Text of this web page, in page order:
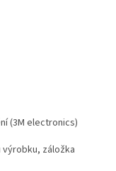
(3M electronics)
výrobku, záložka